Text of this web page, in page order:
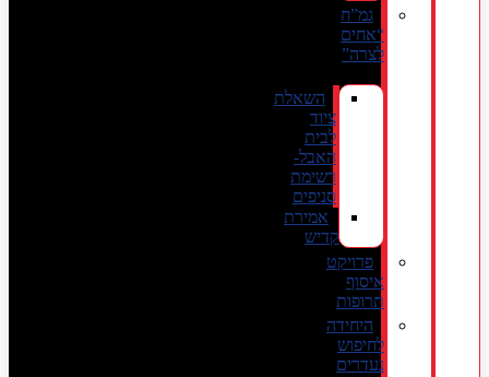
גמ”ח
“אחים
לצרה”
השאלת
ציוד
לבית
האבל-
רשימת
סניפים
אמירת
קדיש
פרויקט
איסוף
תרופות
היחידה
לחיפוש
נעדרים